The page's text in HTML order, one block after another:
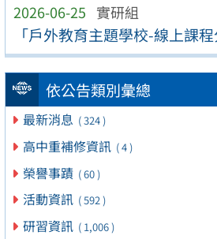
2026-06-25 實研組
「戶外教育主題學校-線上課程
依公告類別彙總
最新消息 ( 324 )
高中重補修資訊 ( 4 )
榮譽事蹟 ( 60 )
活動資訊 ( 592 )
研習資訊 ( 1,006 )